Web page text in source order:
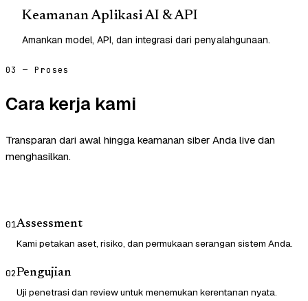
Keamanan Aplikasi AI & API
Amankan model, API, dan integrasi dari penyalahgunaan.
03 — Proses
Cara kerja kami
Transparan dari awal hingga keamanan siber Anda live dan
menghasilkan.
01Assessment
Kami petakan aset, risiko, dan permukaan serangan sistem Anda.
02Pengujian
Uji penetrasi dan review untuk menemukan kerentanan nyata.